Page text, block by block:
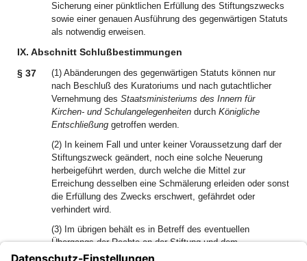
Sicherung einer pünktlichen Erfüllung des Stiftungszwecks
sowie einer genauen Ausführung des gegenwärtigen Statuts
als notwendig erweisen.
IX. Abschnitt Schlußbestimmungen
§ 37
(1) Abänderungen des gegenwärtigen Statuts können nur
nach Beschluß des Kuratoriums und nach gutachtlicher
Vernehmung des Staatsministeriums des Innern für
Kirchen- und Schulangelegenheiten durch Königliche
Entschließung getroffen werden.
(2) In keinem Fall und unter keiner Voraussetzung darf der
Stiftungszweck geändert, noch eine solche Neuerung
herbeigeführt werden, durch welche die Mittel zur
Erreichung desselben eine Schmälerung erleiden oder sonst
die Erfüllung des Zwecks erschwert, gefährdet oder
verhindert wird.
(3) Im übrigen behält es in Betreff des eventuellen
Übergangs der Rechte an der Stiftung und dem
Stiftungsvermögen auf die Universität München oder